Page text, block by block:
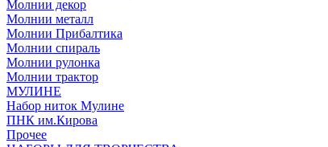
Молнии декор
Молнии металл
Молнии Прибалтика
Молнии спираль
Молнии рулонка
Молнии трактор
МУЛИНЕ
Набор ниток Мулине
ПНК им.Кирова
Прочее